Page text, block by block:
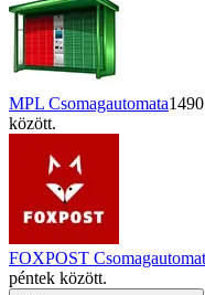
MPL Csomagautomata
között.
FOXPOST
péntek között.